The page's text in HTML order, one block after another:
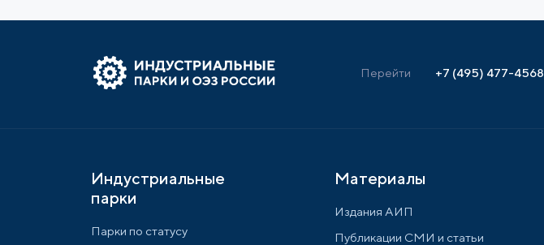
Перейти +7 (495) 477-4568
Индустриальные
парки
Парки по статусу
Материалы
Издания АИП
Публикации СМИ и статьи